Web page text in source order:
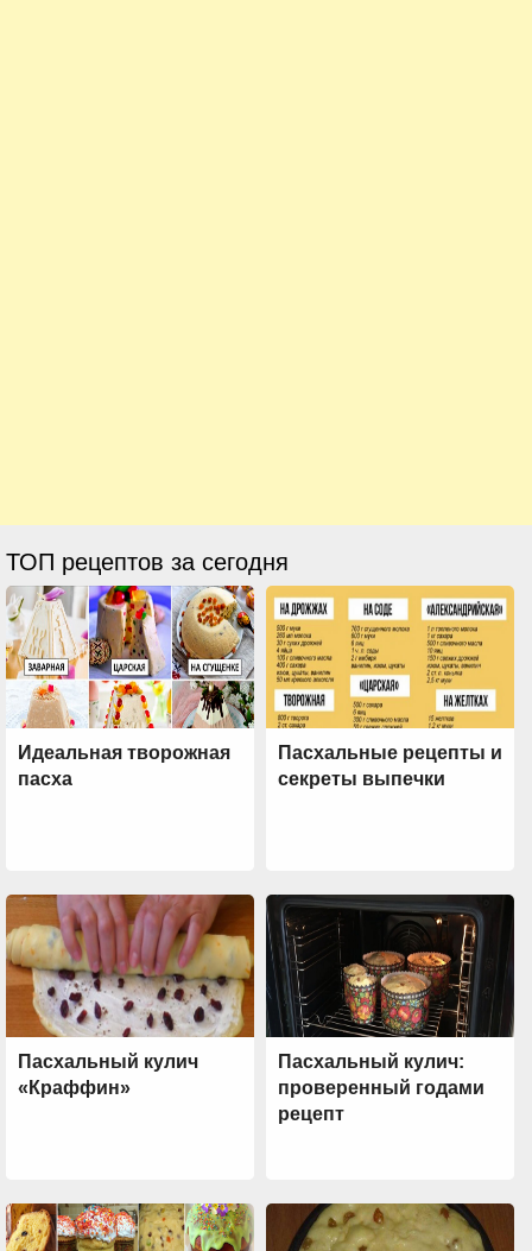
ТОП рецептов за сегодня
Идеальная творожная
пасха
Пасхальные рецепты и
секреты выпечки
Пасхальный кулич
«Краффин»
Пасхальный кулич:
проверенный годами
рецепт